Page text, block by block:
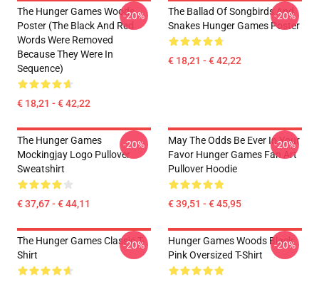
The Hunger Games Woods
Poster (The Black And Red
Words Were Removed
Because They Were In
Sequence)
€ 18,21 - € 42,22
-20%
The Ballad Of Songbirds And
Snakes Hunger Games Poster
€ 18,21 - € 42,22
-20%
The Hunger Games
Mockingjay Logo Pullover
Sweatshirt
€ 37,67 - € 44,11
-20%
May The Odds Be Ever In Your
Favor Hunger Games Fan Art
Pullover Hoodie
€ 39,51 - € 45,95
-20%
The Hunger Games Classic T-
Shirt
-20%
Hunger Games Woods Black
Pink Oversized T-Shirt
-20%